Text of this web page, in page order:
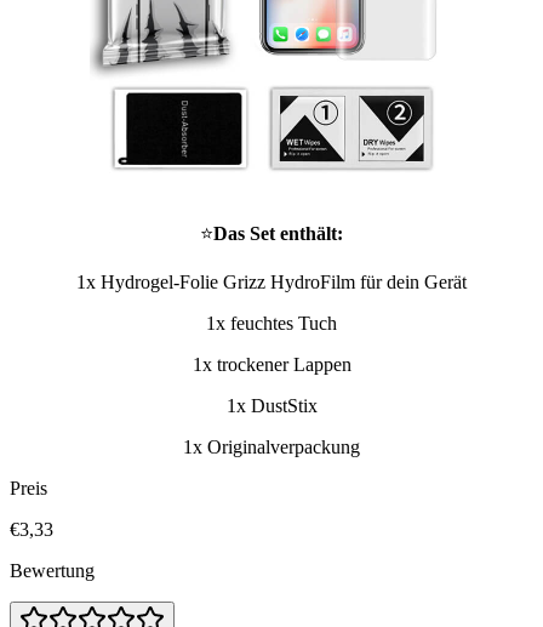
⭐Das Set enthält:
1x Hydrogel-Folie Grizz HydroFilm für dein Gerät
1x feuchtes Tuch
1x trockener Lappen
1x DustStix
1x Originalverpackung
Preis
€3,33
Bewertung